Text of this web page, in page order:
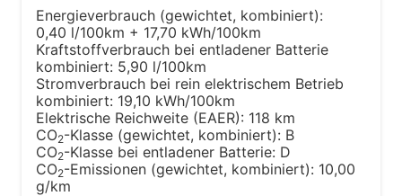
Energieverbrauch (gewichtet, kombiniert):
0,40 l/100km + 17,70 kWh/100km
Kraftstoffverbrauch bei entladener Batterie
kombiniert: 5,90 l/100km
Stromverbrauch bei rein elektrischem Betrieb
kombiniert: 19,10 kWh/100km
Elektrische Reichweite (EAER): 118 km
CO2-Klasse (gewichtet, kombiniert): B
CO2-Klasse bei entladener Batterie: D
CO2-Emissionen (gewichtet, kombiniert): 10,00
g/km